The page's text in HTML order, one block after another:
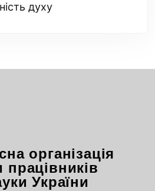
духу
організація
України